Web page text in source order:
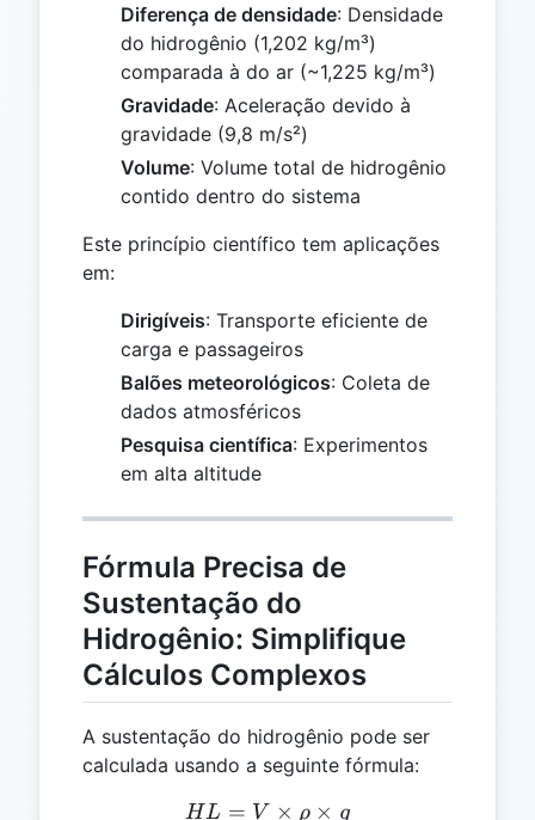
Diferença de densidade: Densidade
do hidrogênio (1,202 kg/m³)
comparada à do ar (~1,225 kg/m³)
Gravidade: Aceleração devido à
gravidade (9,8 m/s²)
Volume: Volume total de hidrogênio
contido dentro do sistema
Este princípio científico tem aplicações
em:
Dirigíveis: Transporte eficiente de
carga e passageiros
Balões meteorológicos: Coleta de
dados atmosféricos
Pesquisa científica: Experimentos
em alta altitude
Fórmula Precisa de
Sustentação do
Hidrogênio: Simplifique
Cálculos Complexos
A sustentação do hidrogênio pode ser
calculada usando a seguinte fórmula:
HL = V \times \rho
HL = V × ρ × g